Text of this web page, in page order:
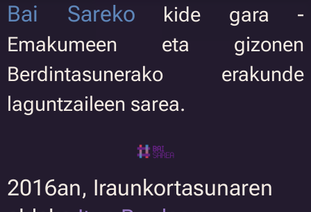
Bai Sareko kide gara -
Emakumeen eta gizonen
Berdintasunerako erakunde
laguntzaileen sarea.
2016an, Iraunkortasunaren